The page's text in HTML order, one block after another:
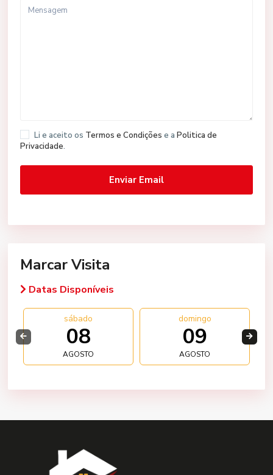
Li e aceito os Termos e Condições e a Politica de
Privacidade.
Marcar Visita
Datas Disponíveis
sábado
08
AGOSTO
domingo
09
AGOSTO